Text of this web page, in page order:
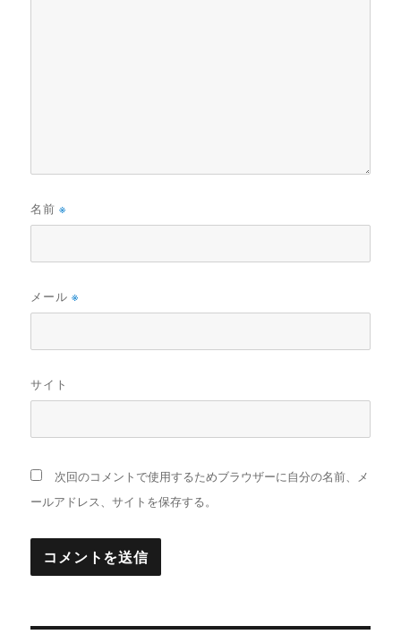
名前※
メール※
サイト
次回のコメントで使用するためブラウザーに自分の名前、メ
ールアドレス、サイトを保存する。